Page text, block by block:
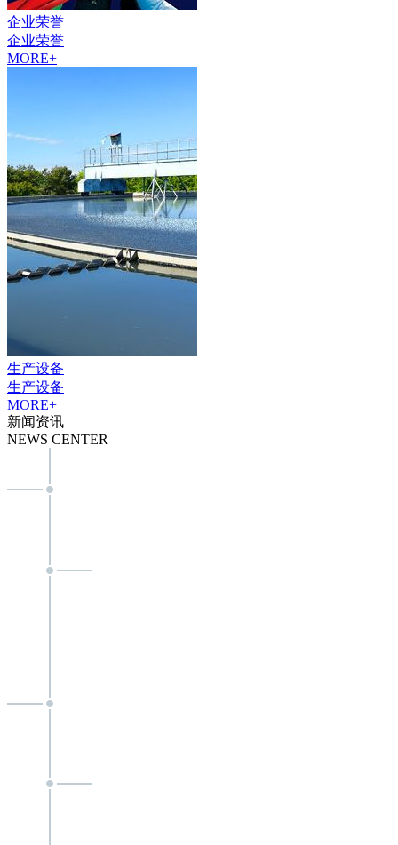
企业荣誉
企业荣誉
MORE+
生产设备
生产设备
MORE+
新闻资讯
NEWS CENTER